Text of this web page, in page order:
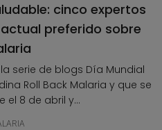
cinco expertos
preferido sobre
serie de blogs Día Mundial
Roll Back Malaria y que se
el 8 de abril y...